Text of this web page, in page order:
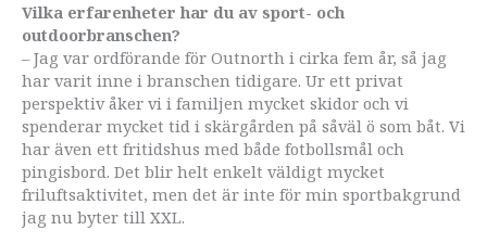
Vilka erfarenheter har du av sport- och
outdoorbranschen?
– Jag var ordförande för Outnorth i cirka fem år, så jag
har varit inne i branschen tidigare. Ur ett privat
perspektiv åker vi i familjen mycket skidor och vi
spenderar mycket tid i skärgården på såväl ö som båt. Vi
har även ett fritidshus med både fotbollsmål och
pingisbord. Det blir helt enkelt väldigt mycket
friluftsaktivitet, men det är inte för min sportbakgrund
jag nu byter till XXL.